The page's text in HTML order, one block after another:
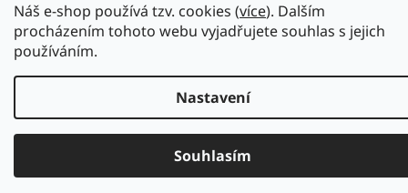
Náš e-shop používá tzv. cookies (více). Dalším
procházením tohoto webu vyjadřujete souhlas s jejich
používáním.
Nastavení
Souhlasím